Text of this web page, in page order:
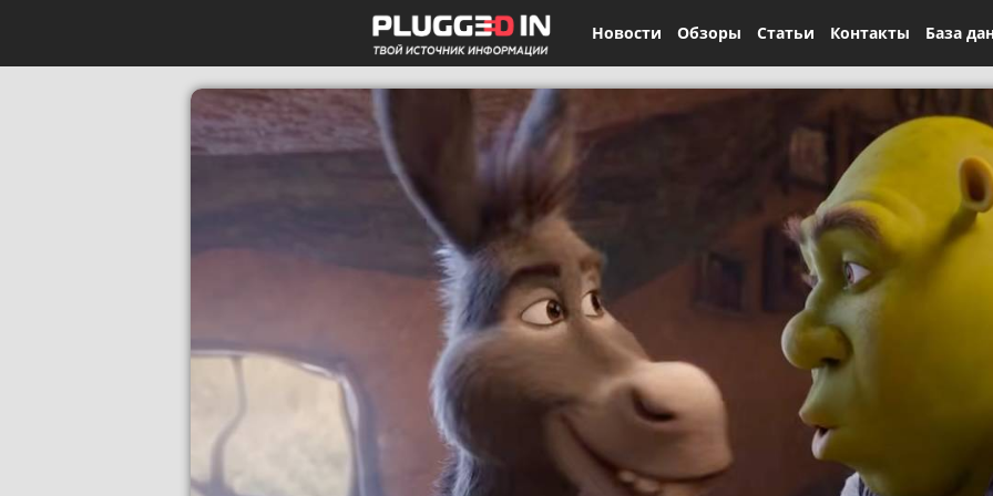
Новости Обзоры Статьи Контакты База